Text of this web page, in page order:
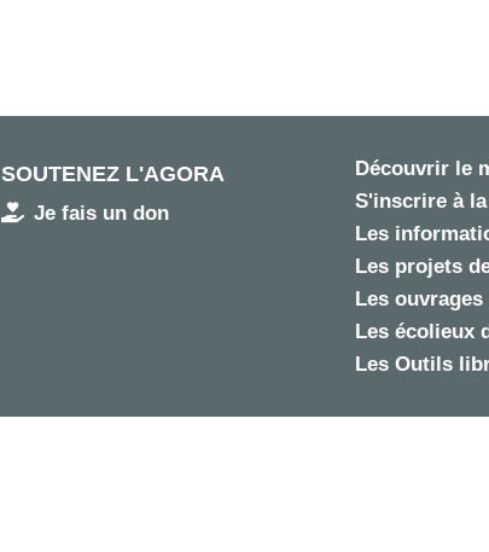
SOUTENEZ L'AGORA
Je fais un don
Découvrir le
S'inscrire à
Les
Les projets
Les
Les écolieux
Les Outils